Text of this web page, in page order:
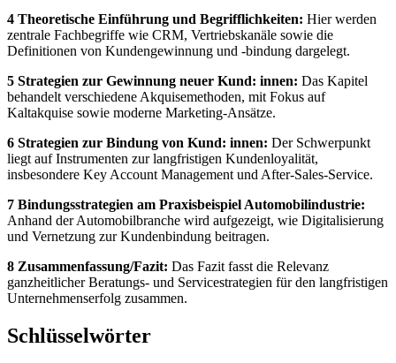
4 Theoretische Einführung und Begrifflichkeiten: Hier werden
zentrale Fachbegriffe wie CRM, Vertriebskanäle sowie die
Definitionen von Kundengewinnung und -bindung dargelegt.
5 Strategien zur Gewinnung neuer Kund: innen: Das Kapitel
behandelt verschiedene Akquisemethoden, mit Fokus auf
Kaltakquise sowie moderne Marketing-Ansätze.
6 Strategien zur Bindung von Kund: innen: Der Schwerpunkt
liegt auf Instrumenten zur langfristigen Kundenloyalität,
insbesondere Key Account Management und After-Sales-Service.
7 Bindungsstrategien am Praxisbeispiel Automobilindustrie:
Anhand der Automobilbranche wird aufgezeigt, wie Digitalisierung
und Vernetzung zur Kundenbindung beitragen.
8 Zusammenfassung/Fazit: Das Fazit fasst die Relevanz
ganzheitlicher Beratungs- und Servicestrategien für den langfristigen
Unternehmenserfolg zusammen.
Schlüsselwörter